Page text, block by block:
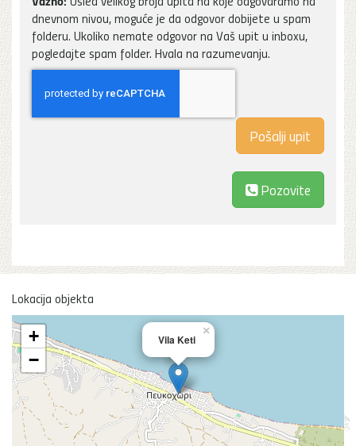
dnevnom nivou, moguće je da odgovor dobijete u spam
folderu. Ukoliko nemate odgovor na Vaš upit u inboxu,
pogledajte spam folder. Hvala na razumevanju.
Pozovite
Lokacija objekta
Vila Keti
×
+
−